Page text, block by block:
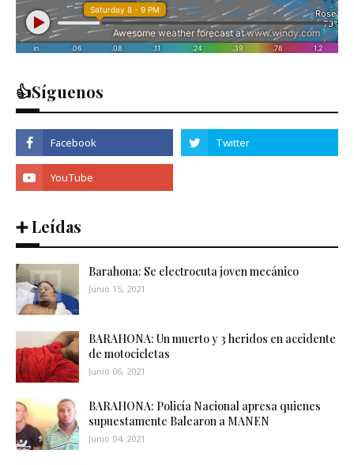
👍Síguenos
➕ Leídas
Barahona: Se electrocuta joven mecánico
Junio 15, 2021
BARAHONA: Un muerto y 3 heridos en accidente
de motocicletas
Junio 06, 2021
BARAHONA: Policía Nacional apresa quienes
supuestamente Balearon a MANEN
Junio 04, 2021